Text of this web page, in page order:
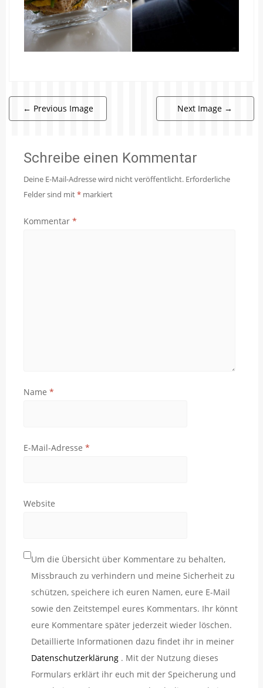
← Previous Image Next Image →
Schreibe einen Kommentar
Deine E-Mail-Adresse wird nicht veröffentlicht. Erforderliche
Felder sind mit* markiert
Kommentar *
Name *
E-Mail-Adresse *
Website
Um die Übersicht über Kommentare zu behalten,
Missbrauch zu verhindern und meine Sicherheit zu
schützen, speichere ich euren Namen, eure E-Mail
sowie den Zeitstempel eures Kommentars. Ihr könnt
eure Kommentare später jederzeit wieder löschen.
Detaillierte Informationen dazu findet ihr in meiner
Datenschutzerklärung . Mit der Nutzung dieses
Formulars erklärt ihr euch mit der Speicherung und